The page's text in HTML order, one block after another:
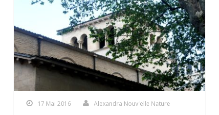
17 Mai 2016 Alexandra Nouv'elle Nature